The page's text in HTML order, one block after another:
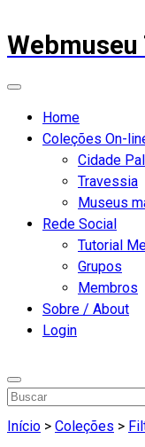
Webmuseu
Home
Coleções On-
Cidade
Travessia
Museus
Rede Social
Tutorial
Grupos
Membros
Sobre / About
Login
Início > Coleções >